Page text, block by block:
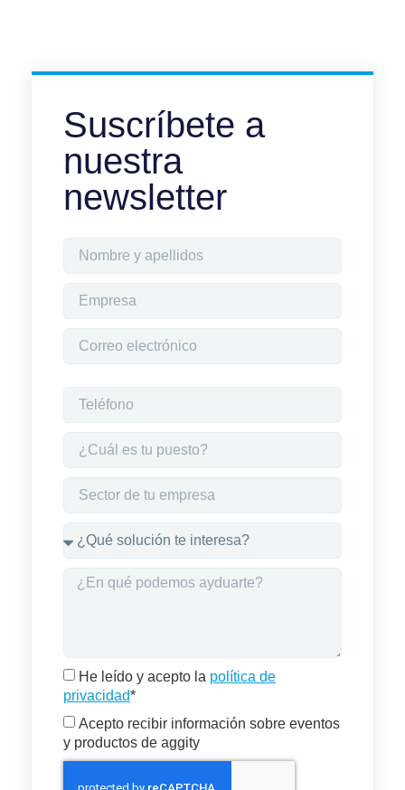
Suscríbete a
nuestra
newsletter
He leído y acepto la política de
privacidad*
Acepto recibir información sobre eventos
y productos de aggity